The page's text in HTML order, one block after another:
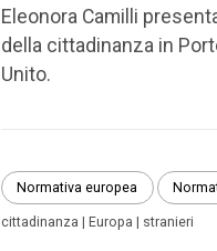
Eleonora Camilli
della cittadinanza in
Unito.
Normativa europea
cittadinanza Europa stranieri